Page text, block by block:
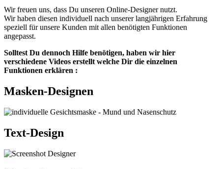
Wir freuen uns, dass Du unseren Online-Designer nutzt.
Wir haben diesen individuell nach unserer langjährigen Erfahrung
speziell für unsere Kunden mit allen benötigten Funktionen
angepasst.
Solltest Du dennoch Hilfe benötigen, haben wir hier
verschiedene Videos erstellt welche Dir die einzelnen
Funktionen erklären :
Masken-Designen
Text-Design